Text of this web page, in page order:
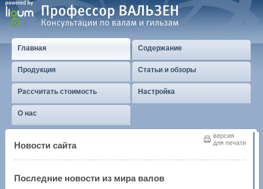
Главная Содержание
Продукция Статьи и обзоры
Рассчитать стоимость Настройка
О нас
версия
для печати
Новости сайта
Последние новости из мира валов